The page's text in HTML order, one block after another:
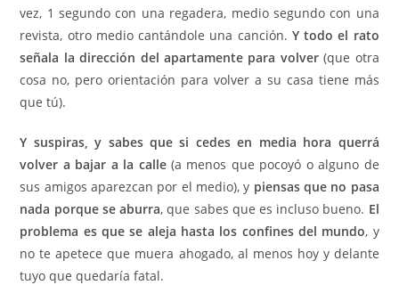
vez, 1 segundo con una regadera, medio segundo con una
revista, otro medio cantándole una canción. Y todo el rato
señala la dirección del apartamente para volver(que otra
cosa no, pero orientación para volver a su casa tiene más
que tú).
Y suspiras, y sabes que si cedes en media hora querrá
volver a bajar a la calle(a menos que pocoyó o alguno de
sus amigos aparezcan por el medio), y piensas que no pasa
nada porque se aburra, que sabes que es incluso bueno. El
problema es que se aleja hasta los confines del mundo, y
no te apetece que muera ahogado, al menos hoy y delante
tuyo que quedaría fatal.